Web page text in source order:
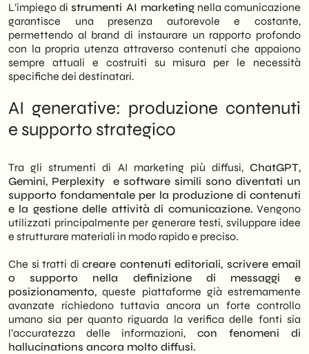
L’impiego distrumenti AI marketingnella comunicazione
garantisce una presenza autorevole e costante,
permettendo al brand di instaurare un rapporto profondo
con la propria utenza attraverso contenuti che appaiono
sempre attuali e costruiti su misura per le necessità
specifiche dei destinatari.
AI generative: produzione contenuti
e supporto strategico
Tra gli strumenti di AI marketing più diffusi, ChatGPT,
Gemini, Perplexity e software simili sono diventati un
supporto fondamentale per la produzione di contenuti
e la gestione delle attività di comunicazione. Vengono
utilizzati principalmente per generare testi, sviluppare idee
e strutturare materiali in modo rapido e preciso.
Che si tratti di creare contenuti editoriali, scrivere email
o supporto nella definizione di messaggi e
posizionamento, queste piattaforme già estremamente
avanzate richiedono tuttavia ancora un forte controllo
umano sia per quanto riguarda la verifica delle fonti sia
l’accuratezza delle informazioni, con fenomeni di
hallucinations ancora molto diffusi.